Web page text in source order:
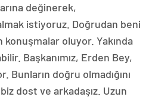
değinerek,
istiyoruz. Doğrudan beni
oluyor. Yakında
Başkanımız, Erden Bey,
Bunların doğru olmadığını
dost ve arkadaşız. Uzun